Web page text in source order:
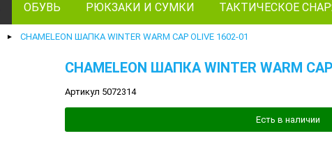
ОБУВЬ РЮКЗАКИ И СУМКИ ТАКТИЧЕСКОЕ
► CHAMELEON ШАПКА WINTER WARM CAP OLIVE 1602-01
CHAMELEON ШАПКА WINTER WARM
Артикул 5072314
Есть в наличии